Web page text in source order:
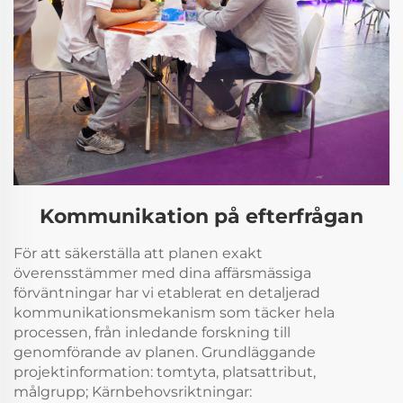
Kommunikation på efterfrågan
För att säkerställa att planen exakt
överensstämmer med dina affärsmässiga
förväntningar har vi etablerat en detaljerad
kommunikationsmekanism som täcker hela
processen, från inledande forskning till
genomförande av planen. Grundläggande
projektinformation: tomtyta, platsattribut,
målgrupp; Kärnbehovsriktningar: